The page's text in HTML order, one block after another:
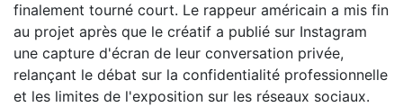
finalement tourné court. Le rappeur américain a mis fin
au projet après que le créatif a publié sur Instagram
une capture d'écran de leur conversation privée,
relançant le débat sur la confidentialité professionnelle
et les limites de l'exposition sur les réseaux sociaux.